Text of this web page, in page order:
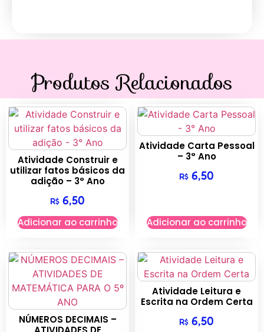
Produtos Relacionados
Atividade Construir e
utilizar fatos básicos da
adição – 3° Ano
R$ 6,50
Adicionar ao carrinho
Atividade Carta Pessoal
– 3° Ano
R$ 6,50
Adicionar ao carrinho
NÚMEROS DECIMAIS –
Atividade Leitura e
Escrita na Ordem Certa
R$ 6,50